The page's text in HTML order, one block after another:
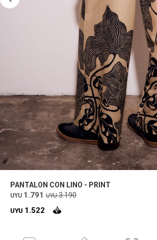
PANTALON CON LINO - PRINT
UYU 1.791 UYU 3.190
UYU 1.522